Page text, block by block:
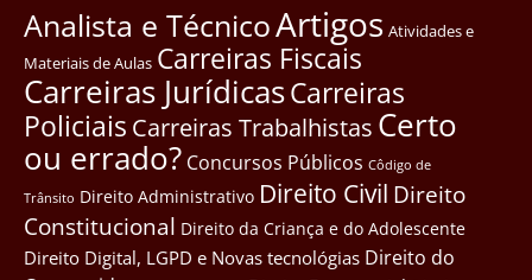
Analista e TécnicoArtigos Atividades e
Materiais de Aulas Carreiras Fiscais
Carreiras JurídicasCarreiras
Policiais Carreiras Trabalhistas Certo
ou errado? Concursos Públicos Côdigo de
Trânsito Direito Administrativo Direito Civil Direito
Constitucional Direito da Criança e do Adolescente
Direito Digital, LGPD e Novas tecnológias Direito do